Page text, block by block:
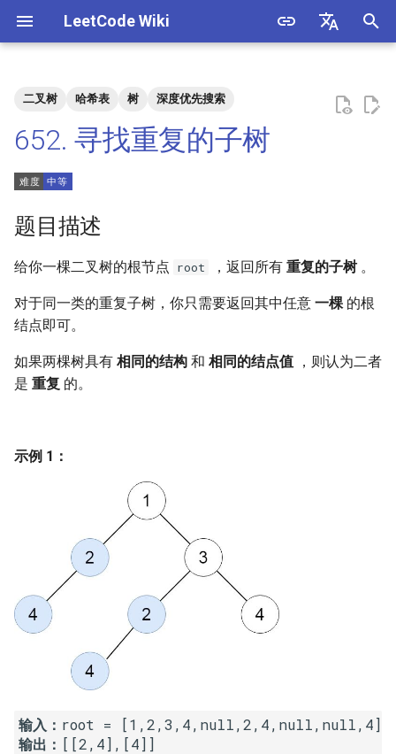
LeetCode Wiki
始
化
搜
擎
7. 重建二叉树
9. 用两个栈实现队列
10.1. 斐波那契数列
11. 旋转数组的最小数字
13. 机器人的运动范围
14.1. 剪绳子
15. 二进制中 1 的个数
16. 数值的整数次方
数
4. 只出现一次的数字
5. 单词长度的最大乘积
6. 排序数组中两个数字之和
8. 和大于等于 target 的最短子
数组
9. 乘积小于 K 的子数组
10. 和为 k 的子数组
11. 和 1 个数相同的子数组
12. 左右两边子数组的和相等
13. 二维子矩阵的和
14. 字符串中的变位词
1.5. 一次编辑
1.6. 字符串压缩
1.7. 旋转矩阵
1.9. 字符串轮转
2.2. 返回倒数第 k 个节点
2.3. 删除中间节点
2.5. 链表求和
2.6. 回文链表
二叉树 哈希表 树 深度优先搜索
652. 寻找重复的子树
题目描述
给你一棵二叉树的根节点 root ，返回所有 重复的子树 。
对于同一类的重复子树，你只需要返回其中任意 一棵 的根
结点即可。
如果两棵树具有 相同的结构 和 相同的结点值 ，则认为二者
是 重复 的。
示例 1：
输入：
输出： [[2,4],[4]]